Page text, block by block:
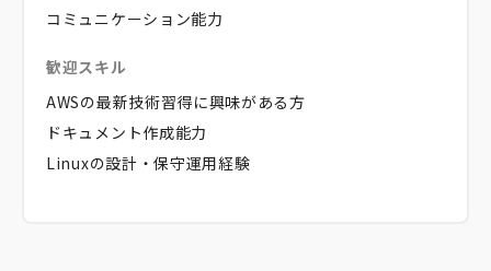
コミュニケーション能力
歓迎スキル
AWSの最新技術習得に興味がある方
ドキュメント作成能力
Linuxの設計・保守運用経験